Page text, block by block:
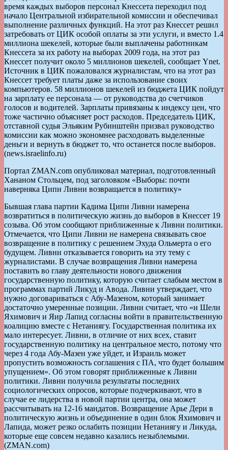
время каждых выборов персонал Кнессета переходил под
начало Центральной избирательной комиссии и обеспечивал
выполнение различных функций. На этот раз Кнессет решил
затребовать от ЦИК особой оплаты за эти услуги, и вместо 1.4
миллиона шекелей, которые были выплачены работникам
Кнессета за их работу на выборах 2009 года, на этот раз
Кнессет получит около 5 миллионов шекелей, сообщает Ynet.
Источник в ЦИК пожаловался журналистам, что на этот раз
Кнессет требует платы даже за использование своих
компьютеров. 58 миллионов шекелей из бюджета ЦИК пойдут
на зарплату ее персонала — от руководства до счетчиков
голосов и водителей. Зарплаты привязаны к индексу цен, что
тоже частично объясняет рост расходов. Председатель ЦИК,
отставной судья Эльяким Рубинштейн призвал руководство
комиссии как можно экономнее расходовать выделенные
деньги и вернуть в бюджет то, что останется после выборов.
(news.israelinfo.ru)
Портал ZMAN.com опубликовал материал, подготовленный
Хананом Стольцем, под заголовком «Выборы: почти
наверняка Ципи Ливни возвращается в политику»
Бывшая глава партии Кадима Ципи Ливни намерена
возвратиться в политическую жизнь до выборов в Кнессет 19
созыва. Об этом сообщают приближенные к Ливни политики.
Отмечается, что Ципи Ливни не намерена связывать свое
возвращение в политику с решением Эхуда Ольмерта о его
будущем. Ливни отказывается говорить на эту тему с
журналистами. В случае возвращения Ливни намерена
поставить во главу деятельности нового движения
государственную политику, которую считает слабым местом в
программах партий Ликуд и Авода. Ливни утверждает, что
нужно договариваться с Абу-Мазеном, который занимает
достаточно умеренные позиции. Ливни считает, что «и Шели
Яхимович и Яир Лапид согласны войти в правительственную
коалицию вместе с Нетаниягу. Государственная политика их
мало интересует. Ливни, в отличие от них всех, ставит
государственную политику на центральное место, потому что
через 4 года Абу-Мазен уже уйдет, и Израиль может
пропустить возможность соглашения с ПА, что будет большим
упущением». Об этом говорят приближенные к Ливни
политики. Ливни получила результаты последних
социологических опросов, которые подчеркивают, что в
случае ее лидерства в новой партии центра, она может
рассчитывать на 12-16 мандатов. Возвращение Арье Дери в
политическую жизнь и объединение в один блок Яхимович и
Лапида, может резко ослабить позиции Нетаниягу и Ликуда,
которые еще совсем недавно казались незыблемыми.
(ZMAN.com)